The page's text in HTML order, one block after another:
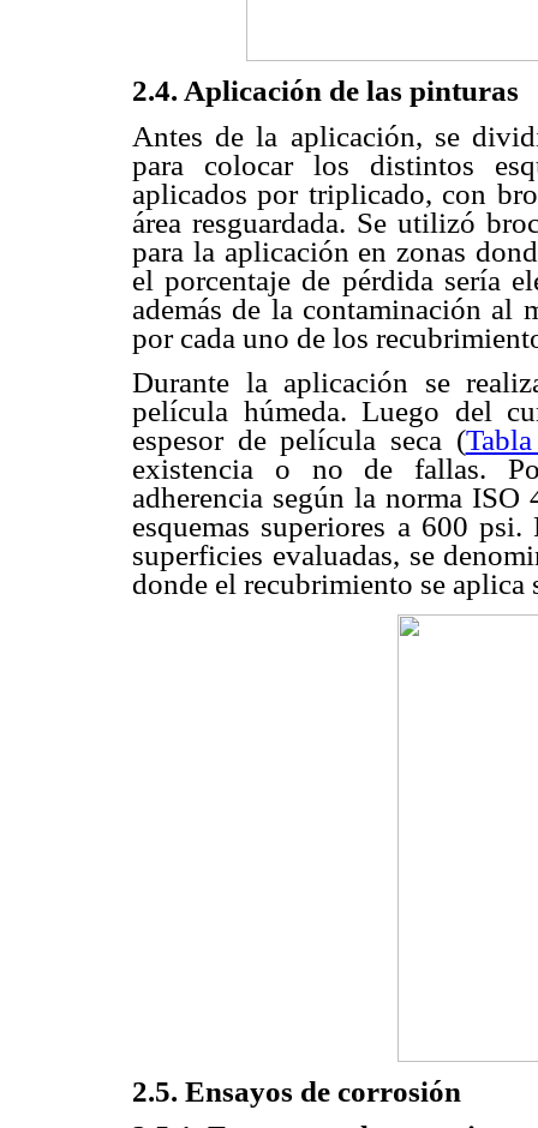
2.4. Aplicación de las pinturas
Antes de la aplicación, se
para colocar los distintos
aplicados por triplicado, con
área resguardada. Se utilizó
para la aplicación en zonas
el porcentaje de pérdida sería
además de la contaminación al
por cada uno de los
Durante la aplicación se
película húmeda. Luego del
espesor de película seca (
existencia o no de fallas.
adherencia según la norma
esquemas superiores a 600
superficies evaluadas, se
donde el recubrimiento se
2.5. Ensayos de corrosión